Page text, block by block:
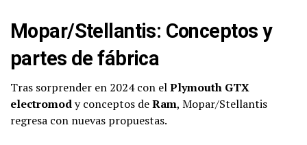
Mopar/Stellantis: Conceptos y
partes de fábrica
Tras sorprender en 2024 con elPlymouth GTX
electromody conceptos deRam, Mopar/Stellantis
regresa con nuevas propuestas.